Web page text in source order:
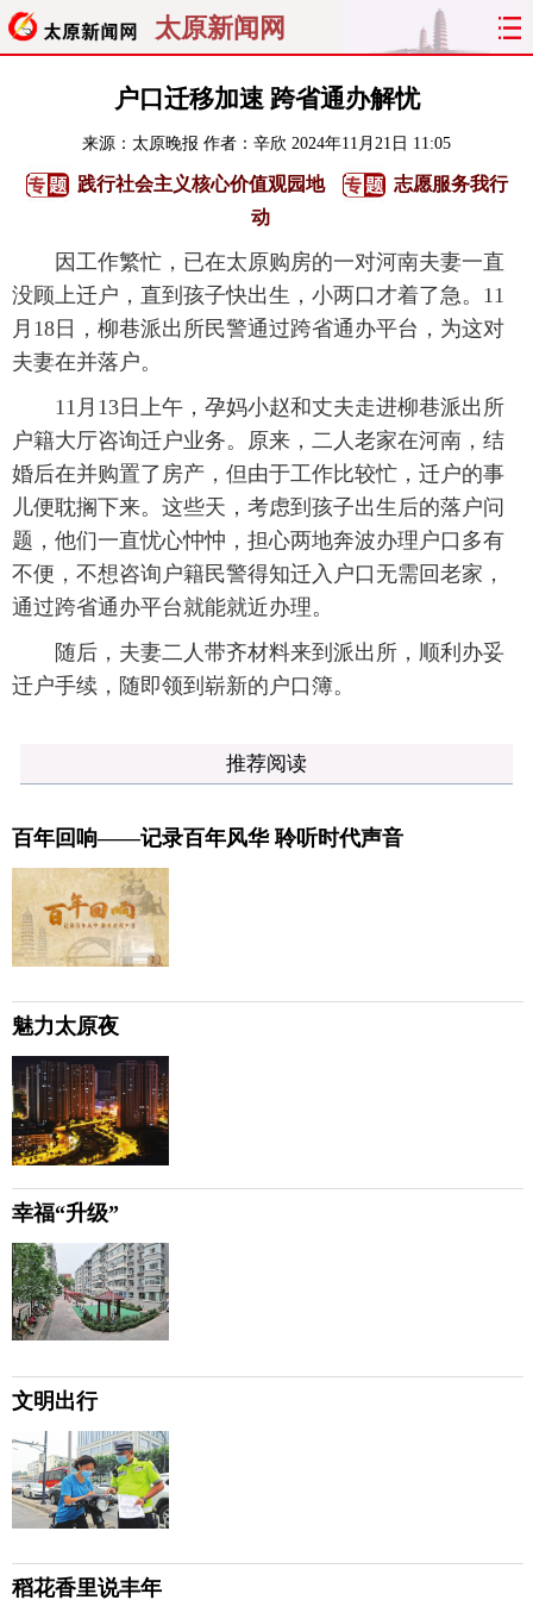
太原新闻网
聚焦 太原
经济 关注 文明 出行
旅游 理财 政务 教育
看天下 晋月读 最太原 网罗民生
户口迁移加速 跨省通办解忧
来源： 太原晚报 作者：辛欣 2024年11月21日 11:05
践行社会主义核心价值观园地
志愿服务我行
动
因工作繁忙，已在太原购房的一对河南夫妻一直
没顾上迁户，直到孩子快出生，小两口才着了急。11
月18日，柳巷派出所民警通过跨省通办平台，为这对
夫妻在并落户。
11月13日上午，孕妈小赵和丈夫走进柳巷派出所
户籍大厅咨询迁户业务。原来，二人老家在河南，结
婚后在并购置了房产，但由于工作比较忙，迁户的事
儿便耽搁下来。这些天，考虑到孩子出生后的落户问
题，他们一直忧心忡忡，担心两地奔波办理户口多有
不便，不想咨询户籍民警得知迁入户口无需回老家，
通过跨省通办平台就能就近办理。
随后，夫妻二人带齐材料来到派出所，顺利办妥
迁户手续，随即领到崭新的户口簿。
推荐阅读
百年回响——记录百年风华 聆听时代声音
魅力太原夜
幸福“升级”
文明出行
稻花香里说丰年